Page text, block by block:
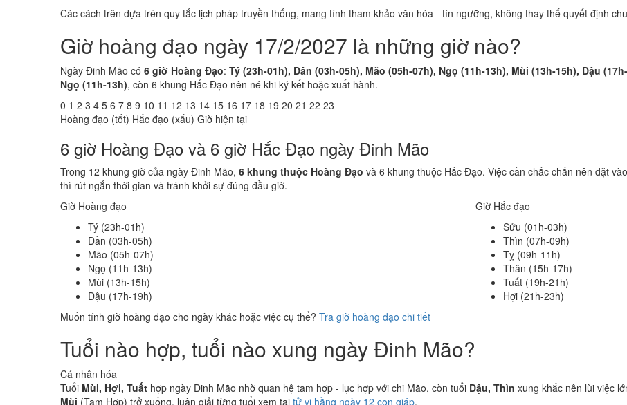
Các cách trên dựa trên quy tắc lịch pháp truyền thống, mang tính tham khảo văn hóa - tín ngưỡng, không thay thế quyết định
Giờ hoàng đạo ngày 17/2/2027 là những giờ nào?
Ngày Đinh Mão có 6 giờ Hoàng Đạo: Tý (23h-01h), Dần (03h-05h), Mão (05h-07h), Ngọ (11h-13h), Mùi (13h-15h), Dậu
Ngọ (11h-13h), còn 6 khung Hắc Đạo nên né khi ký kết hoặc xuất hành.
0 1 2 3 4 5 6 7 8 9 10 11 12 13 14 15 16 17 18 19 20 21 22 23
Hoàng đạo (tốt) Hắc đạo (xấu) Giờ hiện tại
6 giờ Hoàng Đạo và 6 giờ Hắc Đạo ngày Đinh Mão
Trong 12 khung giờ của ngày Đinh Mão, 6 khung thuộc Hoàng Đạo và 6 khung thuộc Hắc Đạo. Việc cần chắc chắn nên đặt
thì rút ngắn thời gian và tránh khởi sự đúng đầu giờ.
Giờ Hoàng đạo
Tý (23h-01h)
Dần (03h-05h)
Mão (05h-07h)
Ngọ (11h-13h)
Mùi (13h-15h)
Dậu (17h-19h)
Giờ Hắc đạo
Sửu (01h-03h)
Thìn (07h-09h)
Tỵ (09h-11h)
Thân (15h-17h)
Tuất (19h-21h)
Hợi (21h-23h)
Muốn tính giờ hoàng đạo cho ngày khác hoặc việc cụ thể? Tra giờ hoàng đạo chi tiết
Tuổi nào hợp, tuổi nào xung ngày Đinh Mão?
Cá nhân hóa
Tuổi Mùi, Hợi, Tuất hợp ngày Đinh Mão nhờ quan hệ tam hợp - lục hợp với chi Mão, còn tuổi Dậu, Thìn xung khắc nên lùi việc
Mùi (Tam Hợp) trở xuống, luận giải từng tuổi xem tại tử vi hằng ngày 12 con giáp.